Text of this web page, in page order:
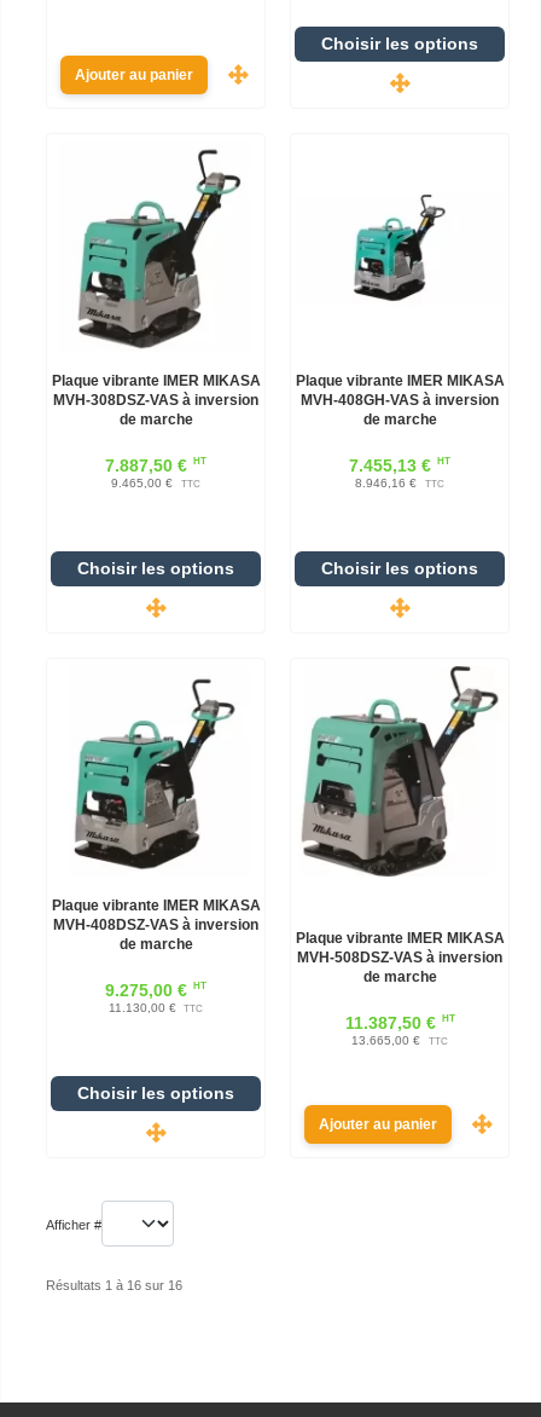
Ajouter au panier
Choisir les options
Plaque vibrante IMER MIKASA
MVH-308DSZ-VAS à inversion
de marche
7.887,50 € HT
9.465,00 € TTC
Choisir les options
Plaque vibrante IMER MIKASA
MVH-408GH-VAS à inversion
de marche
7.455,13 € HT
8.946,16 € TTC
Choisir les options
Plaque vibrante IMER MIKASA
MVH-408DSZ-VAS à inversion
de marche
9.275,00 € HT
11.130,00 € TTC
Choisir les options
Plaque vibrante IMER MIKASA
MVH-508DSZ-VAS à inversion
de marche
11.387,50 € HT
13.665,00 € TTC
Ajouter au panier
Afficher #
Résultats 1 à 16 sur 16